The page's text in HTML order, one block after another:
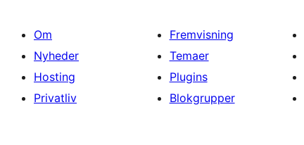
Om
Nyheder
Hosting
Privatliv
Fremvisning
Temaer
Plugins
Blokgrupper